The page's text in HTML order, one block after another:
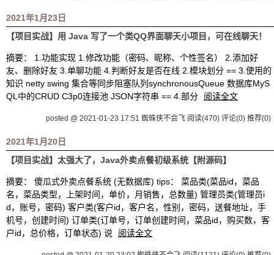
2021年1月23日
【项目实战】用 Java 写了一个类QQ界面聊天小项目，可在线聊天！
摘要： 1.功能实现 1.修改功能（密码、昵称、个性签名） 2.添加好
友、删除好友 3.单聊功能 4.判断好友是否在线 2.模块划分 == 3.使用的
知识 netty swing 集合等同步阻塞队列synchronousQueue 数据库MyS
QL中的CRUD C3p0连接池 JSON字符串 == 4.部分
阅读全文
posted @ 2021-01-23 17:51 蜘蛛侠不会飞 阅读(470) 评论(0) 推荐(0)
2021年1月20日
【项目实战】太强大了，Java外卖点餐初级系统【附源码】
摘要： 傻瓜式外卖点餐系统 (无数据库) tips： 菜品类(菜品id，菜品
名，菜品类型，上架时间，单价，月销售，总数量) 管理员类(管理员i
d，账号，密码) 客户类(客户id，客户名，性别，密码，送餐地址，手
机号，创建时间) 订单类(订单号，订单创建时间，菜品id，购买数，客
户id，总价格，订单状态) 说
阅读全文